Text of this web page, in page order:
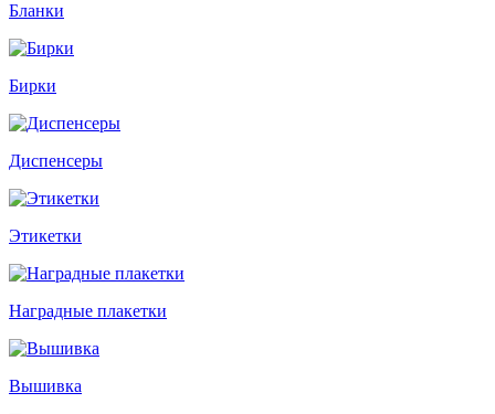
Бланки
Бирки
Диспенсеры
Этикетки
Наградные плакетки
Вышивка